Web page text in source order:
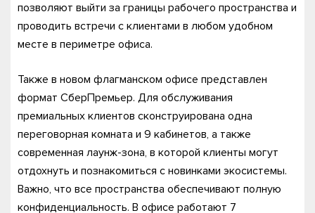
позволяют выйти за границы рабочего пространства и
проводить встречи с клиентами в любом удобном
месте в периметре офиса.
Также в новом флагманском офисе представлен
формат СберПремьер. Для обслуживания
премиальных клиентов сконструирована одна
переговорная комната и 9 кабинетов, а также
современная лаунж-зона, в которой клиенты могут
отдохнуть и познакомиться с новинками экосистемы.
Важно, что все пространства обеспечивают полную
конфиденциальность. В офисе работают 7